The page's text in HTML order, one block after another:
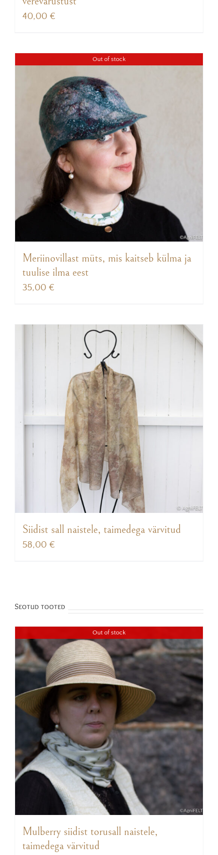
40,00 €
Out of stock
Meriinovillast müts, mis kaitseb külma ja
tuulise ilma eest
35,00 €
Siidist sall naistele, taimedega värvitud
58,00 €
Seotud tooted
Out of stock
Mulberry siidist torusall naistele,
taimedega värvitud